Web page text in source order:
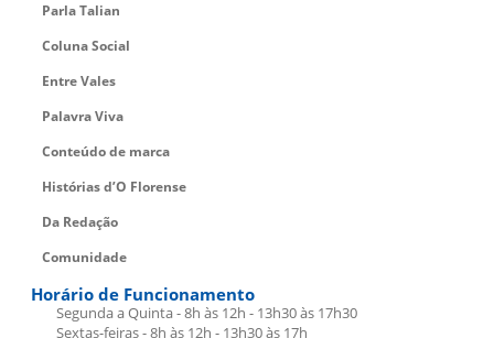
Parla Talian
Coluna Social
Entre Vales
Palavra Viva
Conteúdo de marca
Histórias d’O Florense
Da Redação
Comunidade
Horário de Funcionamento
Segunda a Quinta - 8h às 12h - 13h30 às 17h30
Sextas-feiras - 8h às 12h - 13h30 às 17h